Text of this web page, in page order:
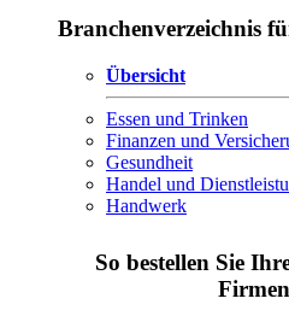
Branchenverzeichnis
Übersicht
Essen und Trinken
Finanzen und
Gesundheit
Handel und
Handwerk
So bestellen Sie